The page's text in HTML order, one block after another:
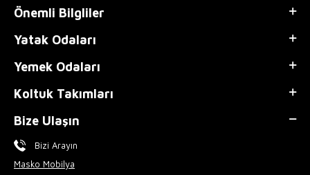
Önemli Bilgliler
Yatak Odaları
Yemek Odaları
Koltuk Takımları
Bize Ulaşın
Bizi Arayın
Masko Mobilya